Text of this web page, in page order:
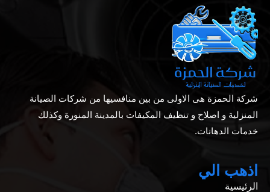
شركة الحمزة هى الاولى من بين منافسيها من شركات الصيانة
المنزلية و اصلاح و تنظيف المكيفات بالمدينة المنورة وكذلك
خدمات الدهانات.
اذهب الي
الرئيسية